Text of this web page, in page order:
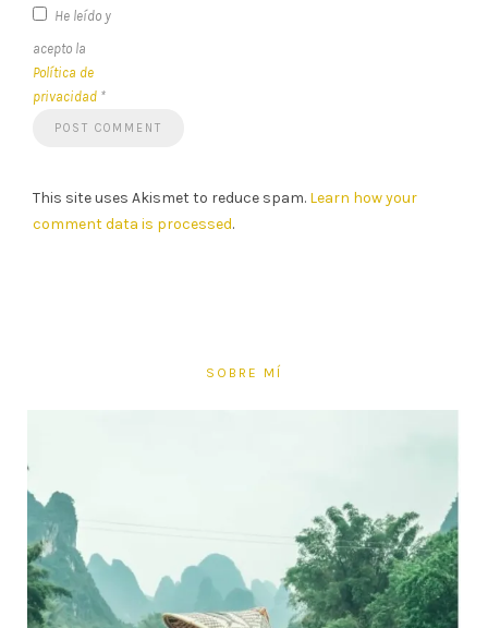
He leído y
acepto la
Política de
privacidad *
This site uses Akismet to reduce spam. Learn how your
comment data is processed.
SOBRE MÍ